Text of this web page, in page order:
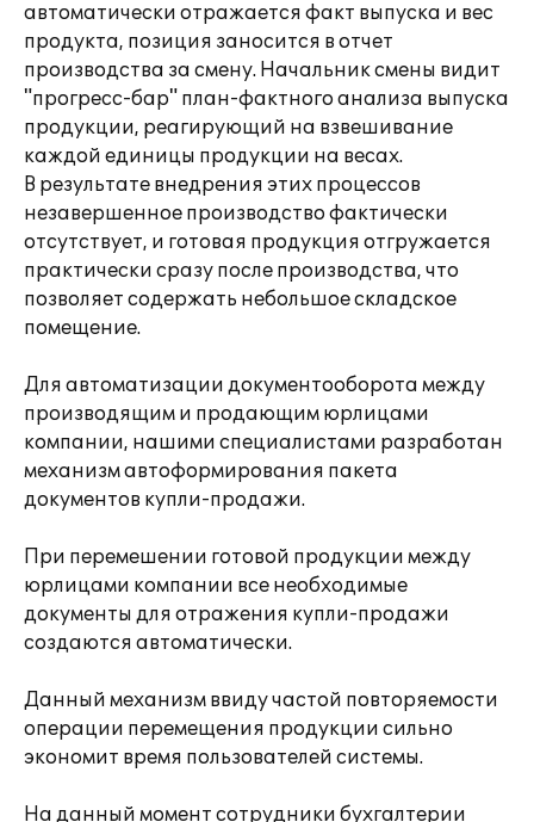
автоматически отражается факт выпуска и вес
продукта, позиция заносится в отчет
производства за смену. Начальник смены видит
"прогресс-бар" план-фактного анализа выпуска
продукции, реагирующий на взвешивание
каждой единицы продукции на весах.
В результате внедрения этих процессов
незавершенное производство фактически
отсутствует, и готовая продукция отгружается
практически сразу после производства, что
позволяет содержать небольшое складское
помещение.
Для автоматизации документооборота между
производящим и продающим юрлицами
компании, нашими специалистами разработан
механизм автоформирования пакета
документов купли-продажи.
При перемешении готовой продукции между
юрлицами компании все необходимые
документы для отражения купли-продажи
создаются автоматически.
Данный механизм ввиду частой повторяемости
операции перемещения продукции сильно
экономит время пользователей системы.
На данный момент сотрудники бухгалтерии